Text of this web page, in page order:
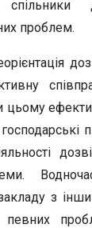
спільники
проблем.
цьому
з